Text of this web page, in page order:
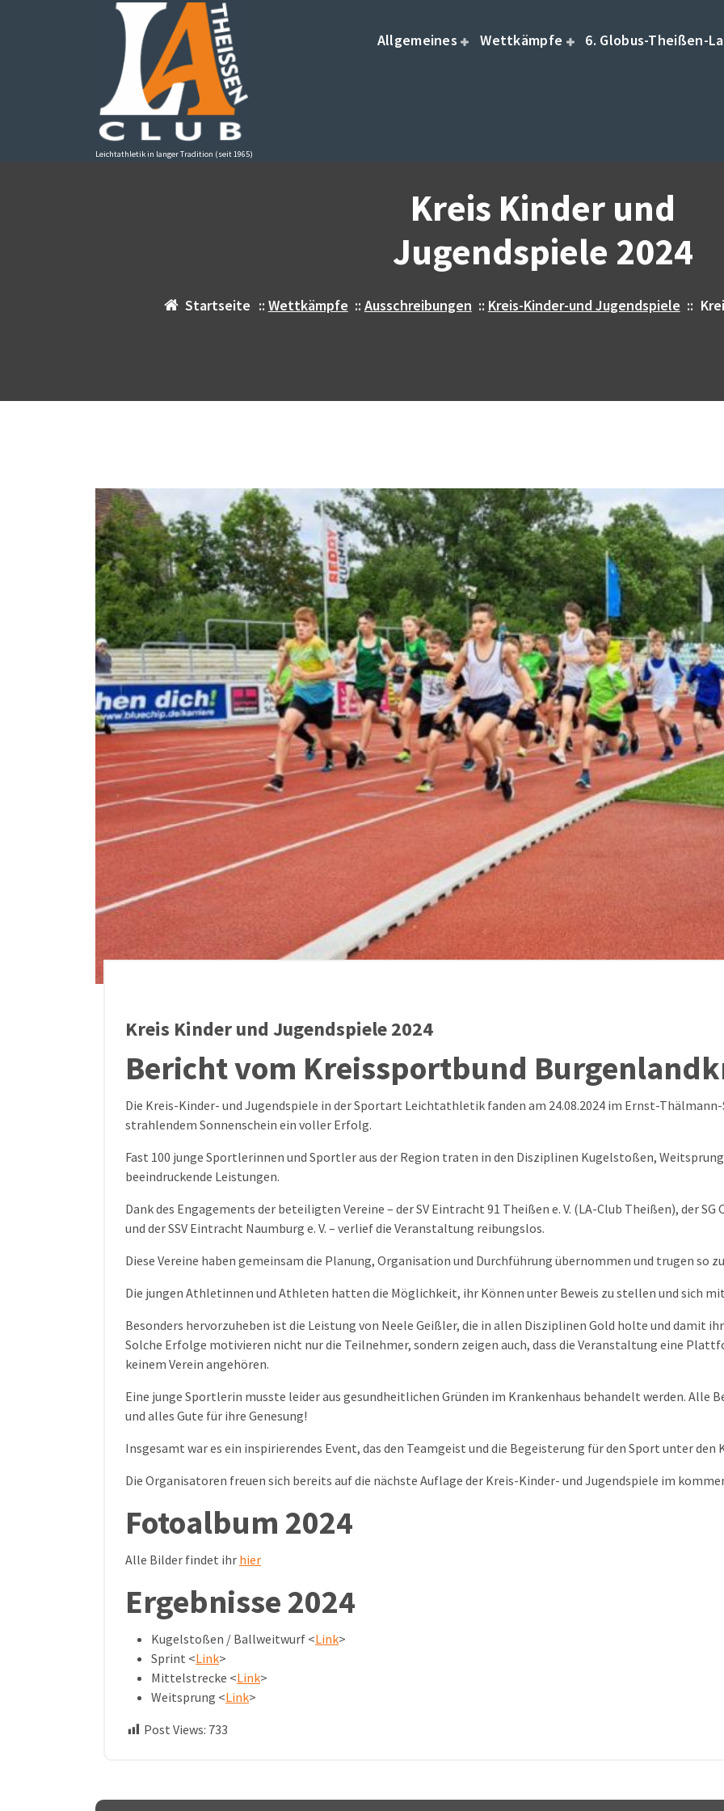
Leichtathletik in langer Tradition (seit 1965)
Allgemeines Wettkämpfe 6. Globus-Theißen-
Kreis Kinder und
Jugendspiele 2024
Startseite :: Wettkämpfe :: Ausschreibungen :: Kreis-Kinder-und Jugendspiele ::
Kreis Kinder und Jugendspiele 2024
Bericht vom Kreissportbund
Die Kreis-Kinder- und Jugendspiele in der Sportart Leichtathletik fanden am 24.08.2024 im Ernst-
strahlendem Sonnenschein ein voller Erfolg.
Fast 100 junge Sportlerinnen und Sportler aus der Region traten in den Disziplinen Kugelstoßen,
beeindruckende Leistungen.
Dank des Engagements der beteiligten Vereine – der SV Eintracht 91 Theißen e. V. (LA-Club Theißen), der
und der SSV Eintracht Naumburg e. V. – verlief die Veranstaltung reibungslos.
Diese Vereine haben gemeinsam die Planung, Organisation und Durchführung übernommen und trugen so
Die jungen Athletinnen und Athleten hatten die Möglichkeit, ihr Können unter Beweis zu stellen und sich
Besonders hervorzuheben ist die Leistung von Neele Geißler, die in allen Disziplinen Gold holte und damit
Solche Erfolge motivieren nicht nur die Teilnehmer, sondern zeigen auch, dass die Veranstaltung eine
keinem Verein angehören.
Eine junge Sportlerin musste leider aus gesundheitlichen Gründen im Krankenhaus behandelt werden. Alle
und alles Gute für ihre Genesung!
Insgesamt war es ein inspirierendes Event, das den Teamgeist und die Begeisterung für den Sport unter
Die Organisatoren freuen sich bereits auf die nächste Auflage der Kreis-Kinder- und Jugendspiele im
Fotoalbum 2024
Alle Bilder findet ihr hier
Ergebnisse 2024
Kugelstoßen / Ballweitwurf <Link>
Sprint <Link>
Mittelstrecke <Link>
Weitsprung <Link>
Post Views: 733